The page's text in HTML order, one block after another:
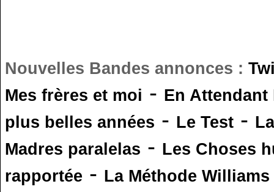
Nouvelles Bandes annonces :
Mes frères et moi - En
plus belles années - Le Test -
Madres paralelas - Les Choses
rapportée - La Méthode Williams